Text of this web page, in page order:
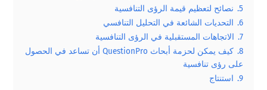
5. نصائح لتعظيم قيمة الرؤى التنافسية
6. التحديات الشائعة في التحليل التنافسي
7. الاتجاهات المستقبلية في الرؤى التنافسية
8.
كيف يمكن لحزمة أبحاث QuestionPro أن تساعد في الحصول
على رؤى تنافسية
9. استنتاج